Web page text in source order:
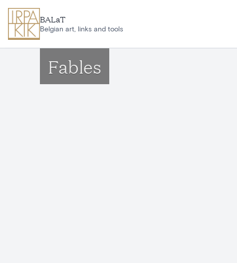
BALaT
Belgian art, links and tools
Fables